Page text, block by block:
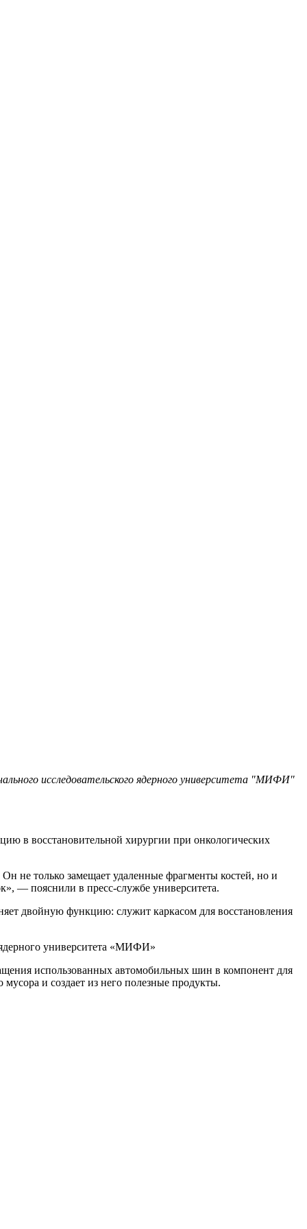
исследовательского ядерного университета "МИФИ"
в восстановительной хирургии при онкологических
не только замещает удаленные фрагменты костей, но и
— пояснили в пресс-службе университета.
двойную функцию: служит каркасом для восстановления
ядерного университета «МИФИ»
использованных автомобильных шин в компонент для
и создает из него полезные продукты.